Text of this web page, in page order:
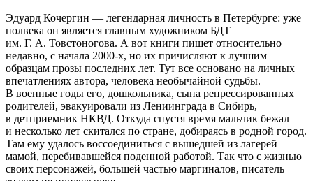
Эдуард Кочергин — легендарная личность в Петербурге: уже
полвека он является главным художником БДТ
им. Г. А. Товстоногова. А вот книги пишет относительно
недавно, с начала 2000-х, но их причисляют к лучшим
образцам прозы последних лет. Тут все основано на личных
впечатлениях автора, человека необычайной судьбы.
В военные годы его, дошкольника, сына репрессированных
родителей, эвакуировали из Лениинграда в Сибирь,
в детприемник НКВД. Откуда спустя время мальчик бежал
и несколько лет скитался по стране, добираясь в родной город.
Там ему удалось воссоединиться с вышедшей из лагерей
мамой, перебивавшейся поденной работой. Так что с жизнью
своих персонажей, большей частью маргиналов, писатель